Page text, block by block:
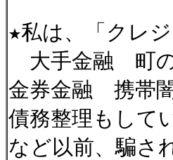
★私は、「クレ
大手金融 町
金券金融 携帯
債務整理もして
など以前、騙さ